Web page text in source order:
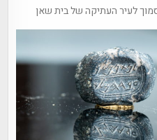
לעיר העתיקה של בית שאן